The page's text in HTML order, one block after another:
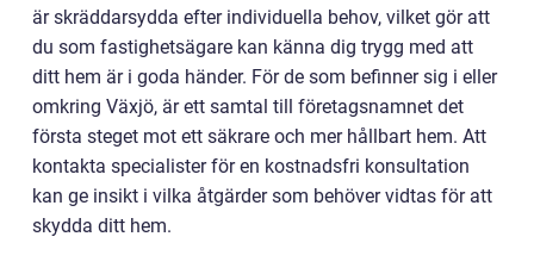
är skräddarsydda efter individuella behov, vilket gör att
du som fastighetsägare kan känna dig trygg med att
ditt hem är i goda händer. För de som befinner sig i eller
omkring Växjö, är ett samtal till företagsnamnet det
första steget mot ett säkrare och mer hållbart hem. Att
kontakta specialister för en kostnadsfri konsultation
kan ge insikt i vilka åtgärder som behöver vidtas för att
skydda ditt hem.